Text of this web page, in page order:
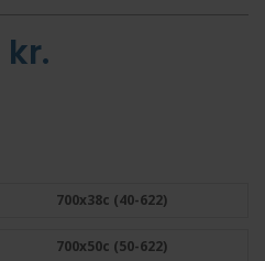
kr.
700x38c (40-622)
700x50c (50-622)